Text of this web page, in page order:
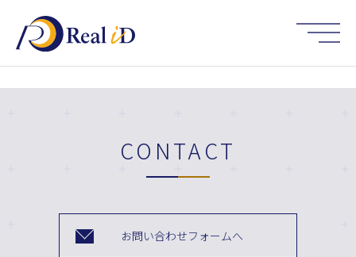
CONTACT
お問い合わせフォームへ